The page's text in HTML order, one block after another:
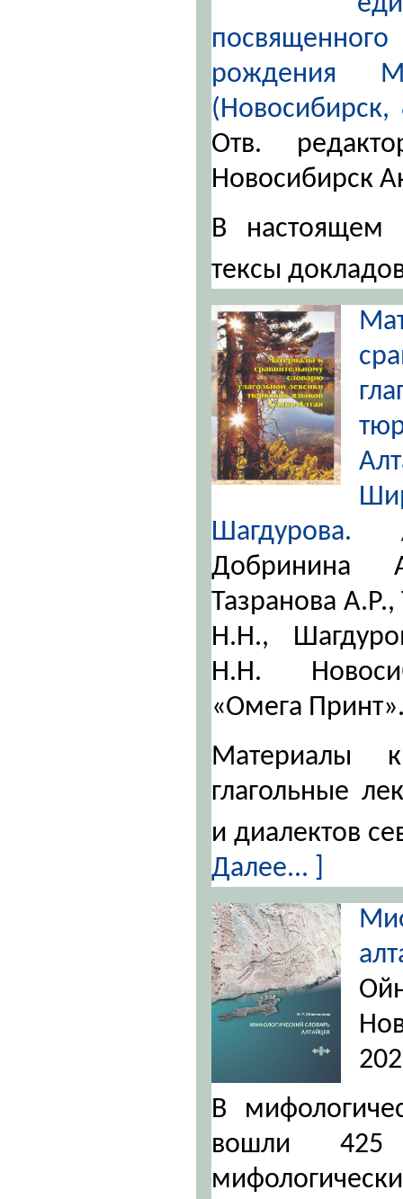
рождения
(Новосибирск,
Отв.
Новосибирск
В настоящем
тексы
Шагдурова.
Добринина
Тазранова
Н.Н.,
Н.Н.
«Омега
Материалы
глагольные
и диалектов
Далее... ]
В
вошли